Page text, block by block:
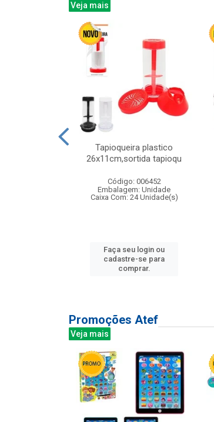
Veja mais
Tapioqueira plastico
26x11cm,sortida tapioqu
Código: 006452
Embalagem: Unidade
Caixa Com: 24 Unidade(s)
Faça seu login ou
cadastre-se para
comprar.
Promoções Atef
Veja mais